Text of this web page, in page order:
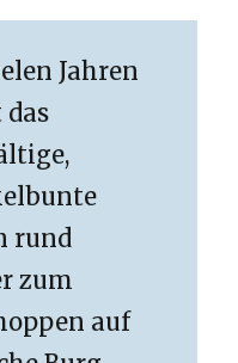
Jahren
rund
zum
auf